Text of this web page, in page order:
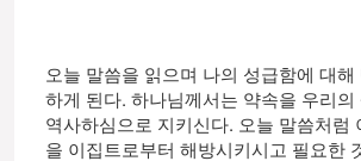
오늘 말씀을 읽으며 나의 성급함에 대
하게 된다. 하나님께서는 약속을 우리의
역사하심으로 지키신다. 오늘 말씀처럼
을 이집트로부터 해방시키시고 필요한